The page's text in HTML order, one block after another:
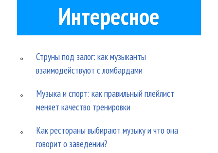
Интересное
Струны под залог: как музыканты
взаимодействуют с ломбардами
Музыка и спорт: как правильный плейлист
меняет качество тренировки
Как рестораны выбирают музыку и что она
говорит о заведении?